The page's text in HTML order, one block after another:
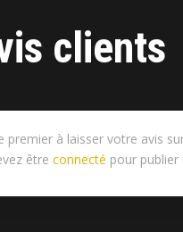
clients
premier à laisser votre avis
êtreconnecté pour publier